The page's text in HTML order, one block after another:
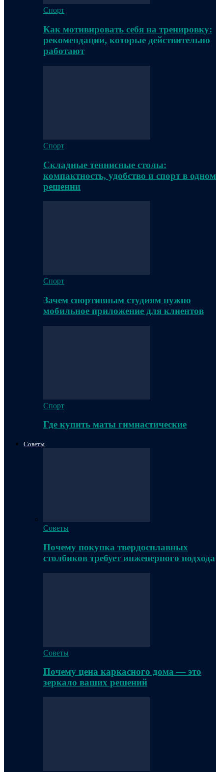
Спорт
Как мотивировать себя на тренировку:
рекомендации, которые действительно
работают
Спорт
Складные теннисные столы:
компактность, удобство и спорт в одном
решении
Спорт
Зачем спортивным студиям нужно
мобильное приложение для клиентов
Спорт
Где купить маты гимнастические
Советы
Советы
Почему покупка твердосплавных
столбиков требует инженерного подхода
Советы
Почему цена каркасного дома — это
зеркало ваших решений